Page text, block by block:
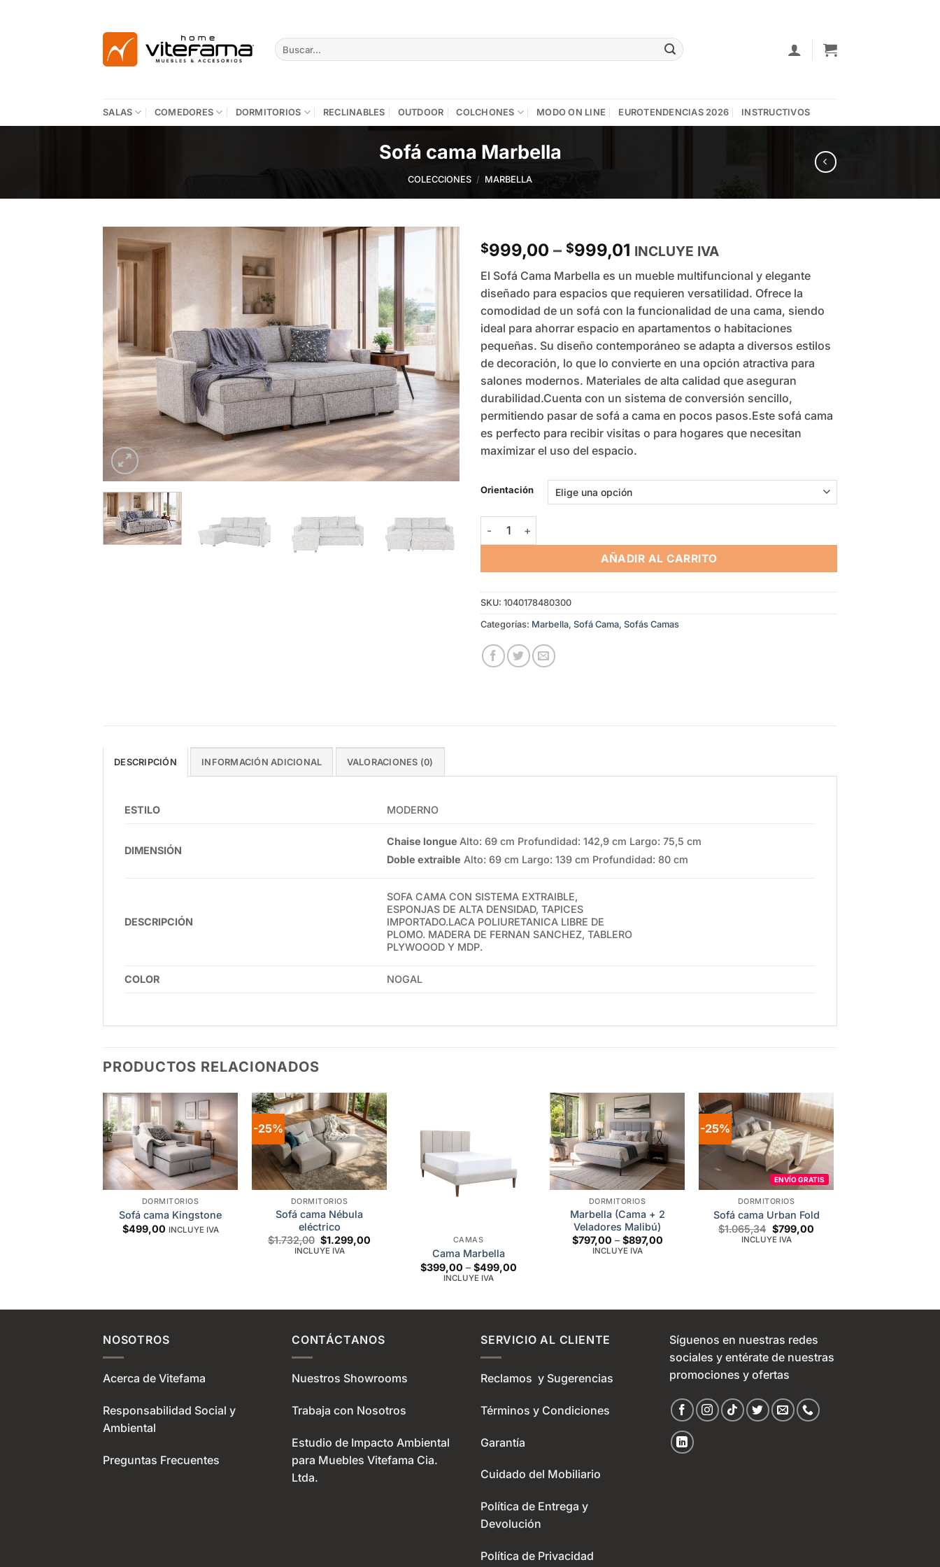
Buscar
por:
SALAS COMEDORES DORMITORIOS RECLINABLES OUTDOOR COLCHONES MODO ON LINE EUROTENDENCIAS 2026 INSTRUCTIVOS
Sofá cama Marbella
COLECCIONES / MARBELLA
wishlist
$999,00 – $999,01 Price
$999,00
through
$999,01
INCLUYE IVA
El Sofá Cama Marbella es un mueble multifuncional y elegante
diseñado para espacios que requieren versatilidad. Ofrece la
comodidad de un sofá con la funcionalidad de una cama, siendo
ideal para ahorrar espacio en apartamentos o habitaciones
pequeñas. Su diseño contemporáneo se adapta a diversos estilos
de decoración, lo que lo convierte en una opción atractiva para
salones modernos. Materiales de alta calidad que aseguran
durabilidad.Cuenta con un sistema de conversión sencillo,
permitiendo pasar de sofá a cama en pocos pasos.Este sofá cama
es perfecto para recibir visitas o para hogares que necesitan
maximizar el uso del espacio​.
Orientación
Sofá cama Marbella cantidad
AÑADIR AL CARRITO
SKU: 1040178480300
Categorías: Marbella, Sofá Cama, Sofás Camas
DESCRIPCIÓN INFORMACIÓN ADICIONAL VALORACIONES (0)
ESTILO MODERNO
DIMENSIÓN
Chaise longueAlto: 69 cm Profundidad: 142,9 cm Largo: 75,5 cm
Doble extraible Alto: 69 cm Largo: 139 cm Profundidad: 80 cm
DESCRIPCIÓN
SOFA CAMA CON SISTEMA EXTRAIBLE,
ESPONJAS DE ALTA DENSIDAD, TAPICES
IMPORTADO.LACA POLIURETANICA LIBRE DE
PLOMO. MADERA DE FERNAN SANCHEZ, TABLERO
PLYWOOOD Y MDP.
COLOR NOGAL
PRODUCTOS RELACIONADOS
Add to
wishlist
DORMITORIOS
Sofá cama Kingstone
$499,00 INCLUYE IVA
-25%
Add to
wishlist
DORMITORIOS
Sofá cama Nébula
eléctrico
$1.732,00 Original
price
$1.299,00
$1.299,00.
INCLUYE IVA
CAMAS
Cama Marbella
$399,00 – $499,00Price
INCLUYE IVA
Add to
wishlist
DORMITORIOS
Marbella (Cama + 2
Veladores Malibú)
$797,00 – $897,00Price
INCLUYE IVA
-25%
Add to
wishlist
ENVÍO GRATIS
DORMITORIOS
Sofá cama Urban Fold
$1.065,34 Original
price
$799,00Current
INCLUYE IVA
NOSOTROS
Acerca de Vitefama
Responsabilidad Social y
Ambiental
Preguntas Frecuentes
CONTÁCTANOS
Nuestros Showrooms
Trabaja con Nosotros
Estudio de Impacto Ambiental
para Muebles Vitefama Cia.
Ltda.
SERVICIO AL CLIENTE
Reclamos y Sugerencias
Términos y Condiciones
Garantía
Cuidado del Mobiliario
Política de Entrega y
Devolución
Política de Privacidad
Síguenos en nuestras redes
sociales y entérate de nuestras
promociones y ofertas